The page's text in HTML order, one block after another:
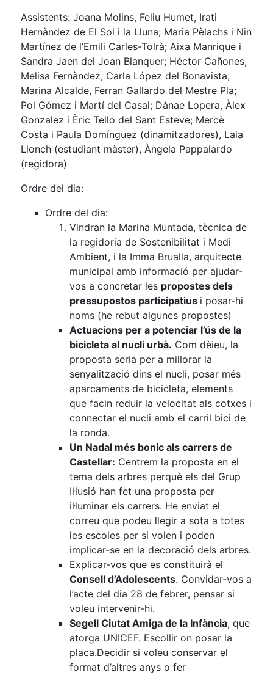
Assistents: Joana Molins, Feliu Humet, Irati
Hernàndez de El Sol i la Lluna; Maria Pèlachs i Nin
Martínez de l’Emili Carles-Tolrà; Aixa Manrique i
Sandra Jaen del Joan Blanquer; Héctor Cañones,
Melisa Fernàndez, Carla López del Bonavista;
Marina Alcalde, Ferran Gallardo del Mestre Pla;
Pol Gómez i Martí del Casal; Dànae Lopera, Àlex
Gonzalez i Èric Tello del Sant Esteve; Mercè
Costa i Paula Domínguez (dinamitzadores), Laia
Llonch (estudiant màster), Àngela Pappalardo
(regidora)
Ordre del dia:
Ordre del dia:
Vindran la Marina Muntada, tècnica de
la regidoria de Sostenibilitat i Medi
Ambient, i la Imma Brualla, arquitecte
municipal amb informació per ajudar-
vos a concretar les propostes dels
pressupostos participatius i posar-hi
noms (he rebut algunes propostes)
Actuacions per a potenciar l’ús de la
bicicleta al nucli urbà. Com dèieu, la
proposta seria per a millorar la
senyalització dins el nucli, posar més
aparcaments de bicicleta, elements
que facin reduir la velocitat als cotxes i
connectar el nucli amb el carril bici de
la ronda.
Un Nadal més bonic als carrers de
Castellar: Centrem la proposta en el
tema dels arbres perquè els del Grup
Il·lusió han fet una proposta per
il·luminar els carrers. He enviat el
correu que podeu llegir a sota a totes
les escoles per si volen i poden
implicar-se en la decoració dels arbres.
Explicar-vos que es constituirà el
Consell d’Adolescents. Convidar-vos a
l’acte del dia 28 de febrer, pensar si
voleu intervenir-hi.
Segell Ciutat Amiga de la Infància, que
atorga UNICEF. Escollir on posar la
placa.Decidir si voleu conservar el
format d’altres anys o fer